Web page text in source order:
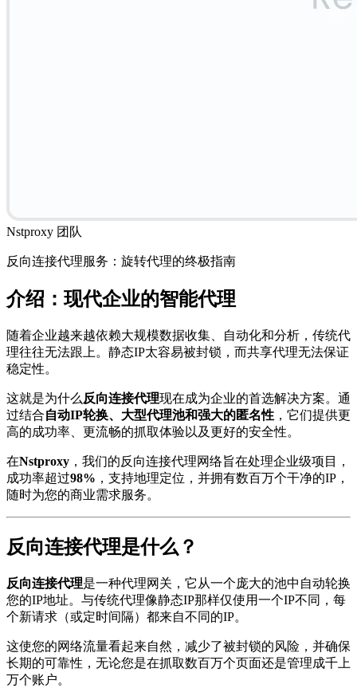
Nstproxy 团队
反向连接代理服务：旋转代理的终极指南
介绍：现代企业的智能代理
随着企业越来越依赖大规模数据收集、自动化和分析，传统代
理往往无法跟上。静态IP太容易被封锁，而共享代理无法保证
稳定性。
这就是为什么 反向连接代理现在成为企业的首选解决方案。通
过结合自动IP轮换、大型代理池和强大的匿名性 ，它们提供更
高的成功率、更流畅的抓取体验以及更好的安全性。
在Nstproxy ，我们的反向连接代理网络旨在处理企业级项目，
成功率超过98% ，支持地理定位，并拥有数百万个干净的IP，
随时为您的商业需求服务。
反向连接代理是什么？
反向连接代理是一种代理网关，它从一个庞大的池中自动轮换
您的IP地址。与传统代理像静态IP那样仅使用一个IP不同，每
个新请求（或定时间隔）都来自不同的IP。
这使您的网络流量看起来自然，减少了被封锁的风险，并确保
长期的可靠性，无论您是在抓取数百万个页面还是管理成千上
万个账户。